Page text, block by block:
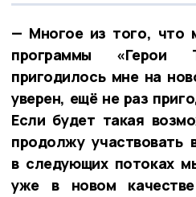
— Многое из того, что
программы «Герои
пригодилось мне на
уверен, ещё не раз
Если будет такая
продолжу участвовать
в следующих потоках
уже в новом